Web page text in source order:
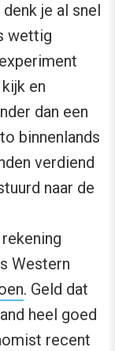
je al snel
wettig
en
dan een
binnenlands
verdiend
naar de
Western
. Geld dat
heel goed
recent